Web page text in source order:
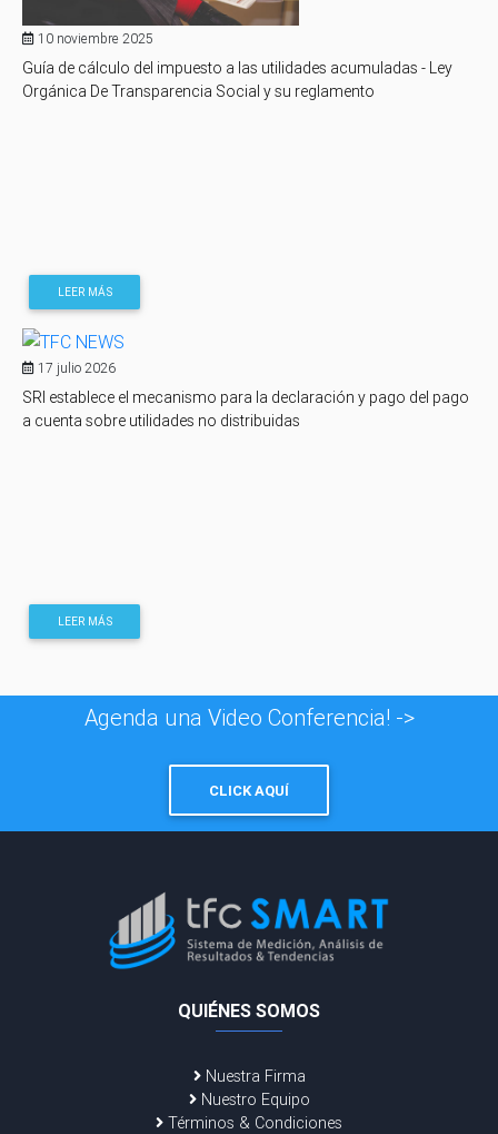
10 noviembre 2025
Guía de cálculo del impuesto a las utilidades acumuladas - Ley
Orgánica De Transparencia Social y su reglamento
LEER MÁS
17 julio 2026
SRI establece el mecanismo para la declaración y pago del pago
a cuenta sobre utilidades no distribuidas
LEER MÁS
Agenda una Video Conferencia! ->
CLICK AQUÍ
QUIÉNES SOMOS
Nuestra Firma
Nuestro Equipo
Términos & Condiciones